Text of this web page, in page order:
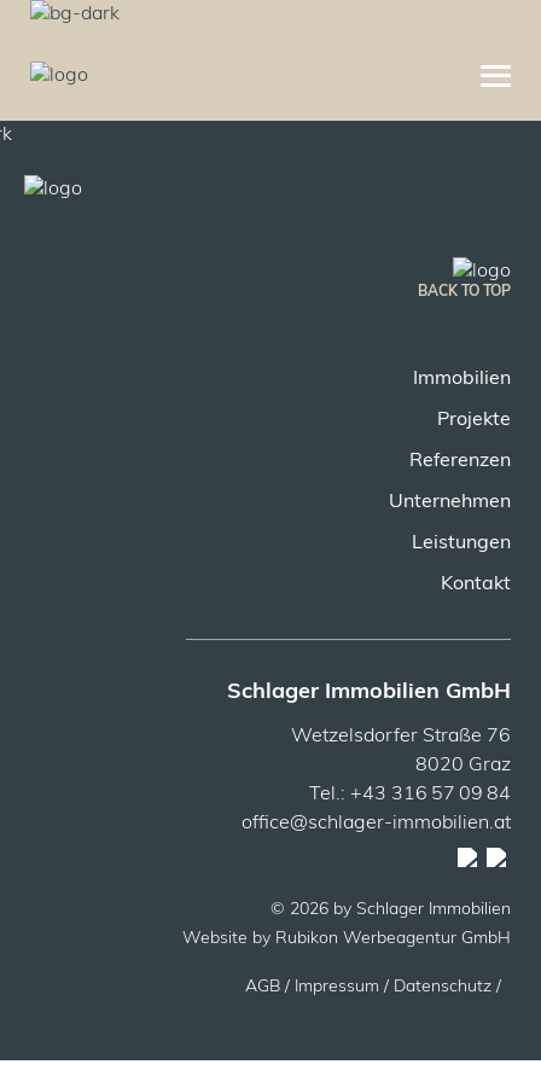
BACK TO TOP
Schlager Immobilien GmbH
Wetzelsdorfer Straße 76
8020 Graz
Tel.: +43 316 57 09 84
office@schlager-immobilien.at
Immobilien
Projekte
Referenzen
Unternehmen
Leistungen
Kontakt
© 2026 by Schlager Immobilien
Website by Rubikon Werbeagentur GmbH
AGB / Impressum / Datenschutz /